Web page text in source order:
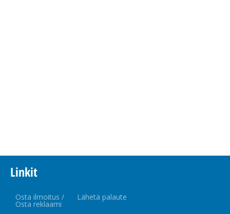
Linkit
Osta ilmoitus /
Osta reklaami
Lähetä palaute